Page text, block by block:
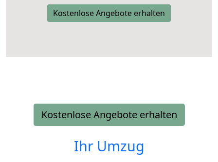
Kostenlose Angebote erhalten
Kostenlose Angebote erhalten
Ihr Umzug